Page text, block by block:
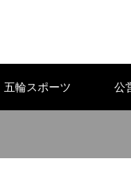
五輪スポーツ 公